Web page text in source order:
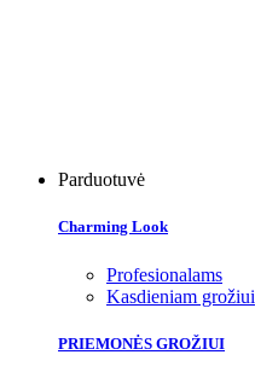
Parduotuvė
Charming Look
Profesionalams
Kasdieniam grožiui
PRIEMONĖS GROŽIUI